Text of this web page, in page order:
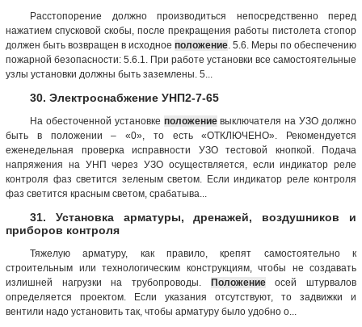
Расстопорение должно производиться непосредственно перед
нажатием спусковой скобы, после прекращения работы пистолета стопор
должен быть возвращен в исходное положение . 5.6. Меры по обеспечению
пожарной безопасности: 5.6.1. При работе установки все самостоятельные
узлы установки должны быть заземлены. 5...
30. Электроснабжение УНП2-7-65
На обесточенной установке положениевыключателя на УЗО должно
быть в положении – «0», то есть «ОТКЛЮЧЕНО». Рекомендуется
еженедельная проверка исправности УЗО тестовой кнопкой. Подача
напряжения на УНП через УЗО осуществляется, если индикатор реле
контроля фаз светится зеленым светом. Если индикатор реле контроля
фаз светится красным светом, срабатыва...
31. Установка арматуры, дренажей, воздушников и
приборов контроля
Тяжелую арматуру, как правило, крепят самостоятельно к
строительным или технологическим конструкциям, чтобы не создавать
излишней нагрузки на трубопроводы. Положениеосей штурвалов
определяется проектом. Если указания отсутствуют, то задвижки и
вентили надо установить так, чтобы арматуру было удобно о...